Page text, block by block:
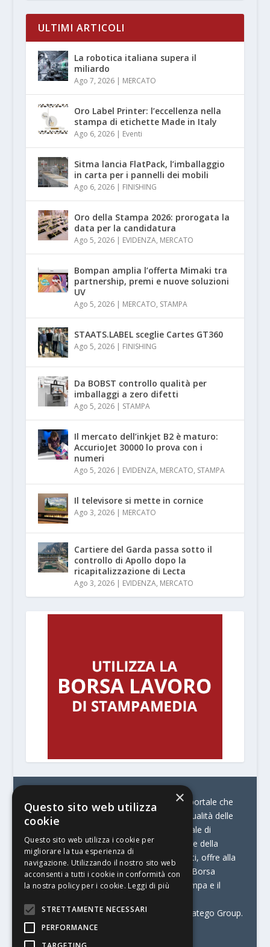
ULTIMI ARTICOLI
La robotica italiana supera il
miliardo
Ago 7, 2026| MERCATO
Oro Label Printer: l’eccellenza nella
stampa di etichette Made in Italy
Ago 6, 2026| Eventi
Sitma lancia FlatPack, l’imballaggio
in carta per i pannelli dei mobili
Ago 6, 2026| FINISHING
Oro della Stampa 2026: prorogata la
data per la candidatura
Ago 5, 2026| EVIDENZA, MERCATO
Bompan amplia l’offerta Mimaki tra
partnership, premi e nuove soluzioni
UV
Ago 5, 2026| MERCATO, STAMPA
STAATS.LABEL sceglie Cartes GT360
Ago 5, 2026| FINISHING
Da BOBST controllo qualità per
imballaggi a zero difetti
Ago 5, 2026| STAMPA
Il mercato dell’inkjet B2 è maturo:
AccurioJet 30000 lo prova con i
numeri
Ago 5, 2026| EVIDENZA, MERCATO, STAMPA
Il televisore si mette in cornice
Ago 3, 2026| MERCATO
Cartiere del Garda passa sotto il
controllo di Apollo dopo la
ricapitalizzazione di Lecta
Ago 3, 2026| EVIDENZA, MERCATO
© Stratego Group –
stampamedia.net è il portale che
racconta le innovazioni tecnologiche e l’attualità delle
aziende di stampa e di converting. È il portale di
riferimento per chi opera in Italia nel settore della
comunicazione stampata. Oltre ai contenuti, offre alla
propria community diversi servizi come:
la Borsa
Lavoro, la Print Connection, i Big della Stampa e il
Stampamedia.net è una delle testate di Stratego Group.
Partita IVA07921450156
×
Questo sito web utilizza
cookie
Questo sito web utilizza i cookie per
migliorare la tua esperienza di
navigazione. Utilizzando il nostro sito web
acconsenti a tutti i cookie in conformità con
la nostra policy per i cookie. Leggi di più
STRETTAMENTE NECESSARI
PERFORMANCE